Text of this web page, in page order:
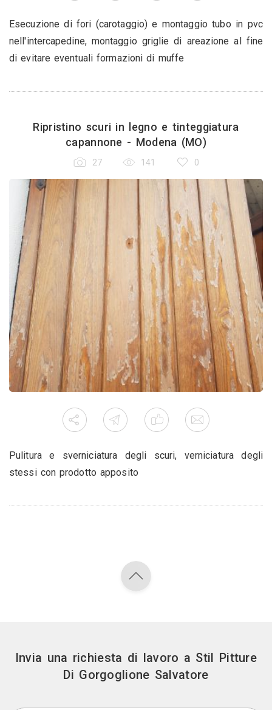
Esecuzione di fori (carotaggio) e montaggio tubo in pvc
nell'intercapedine, montaggio griglie di areazione al fine
di evitare eventuali formazioni di muffe
Ripristino scuri in legno e tinteggiatura
capannone - Modena (MO)
27 141 0
Pulitura e sverniciatura degli scuri, verniciatura degli
stessi con prodotto apposito
Invia una richiesta di lavoro a Stil Pitture
Di Gorgoglione Salvatore